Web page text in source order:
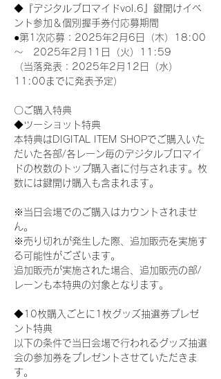
◆『デジタルブロマイドvol.6』鍵開けイベ
ント参加＆個別握手券付応募期間
●第1次応募：2025年2月6日（木）18:00
～　2025年2月11日（火）11:59
（当落発表：2025年2月12日（水）
11:00までに発表予定）
〇ご購入特典
◆ツーショット特典
本特典はDIGITAL ITEM SHOPでご購入いた
だいた各部/各レーン毎のデジタルブロマイ
ドの枚数のトップ購入者に付与されます。枚
数には鍵開け購入も含まれます。
※当日会場でのご購入はカウントされませ
ん。
※売り切れが発生した際、追加販売を実施す
る可能性がございます。
追加販売が実施された場合、追加販売の部/
レーンも本特典の対象となります。
◆10枚購入ごとに1枚グッズ抽選券プレゼ
ント特典
以下の条件で当日会場で行われるグッズ抽選
会の参加券をプレゼントさせていただきま
す。